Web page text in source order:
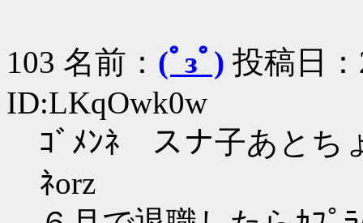
103 名前： (ﾟзﾟ) 投稿日：
ID:LKqOwk0w
ｺﾞﾒﾝﾈ スナ子あとち
ﾈorz